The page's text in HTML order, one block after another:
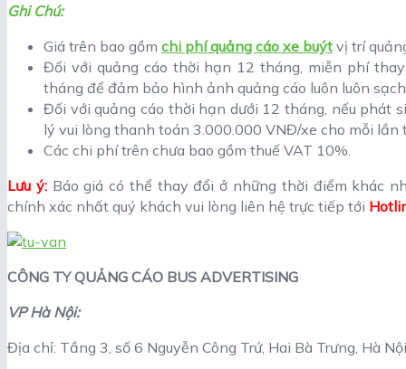
Ghi Chú:
Giá trên bao gồm chi phí quảng cáo xe buýt vị trí
Đối với quảng cáo thời hạn 12 tháng, miễn phí
tháng để đảm bảo hình ảnh quảng cáo luôn luôn
Đối với quảng cáo thời hạn dưới 12 tháng, nếu phát
lý vui lòng thanh toán 3.000.000 VNĐ/xe cho mỗi lần
Các chi phí trên chưa bao gồm thuế VAT 10%.
Lưu ý: Báo giá có thể thay đổi ở những thời điểm khác
chính xác nhất quý khách vui lòng liên hệ trực tiếp tới
CÔNG TY QUẢNG CÁO BUS ADVERTISING
VP Hà Nội:
Địa chỉ: Tầng 3, số 6 Nguyễn Công Trứ, Hai Bà Trưng, Hà Nội